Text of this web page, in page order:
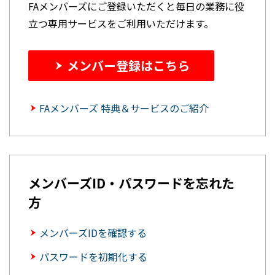
FAメンバーズにご登録いただくと毎日の業務に役
立つ専用サービスをご利用いただけます。
メンバー登録はこちら
FAメンバーズ 特典＆サービスのご紹介
メンバーズID・パスワードを忘れた
方
メンバーズIDを確認する
パスワードを初期化する